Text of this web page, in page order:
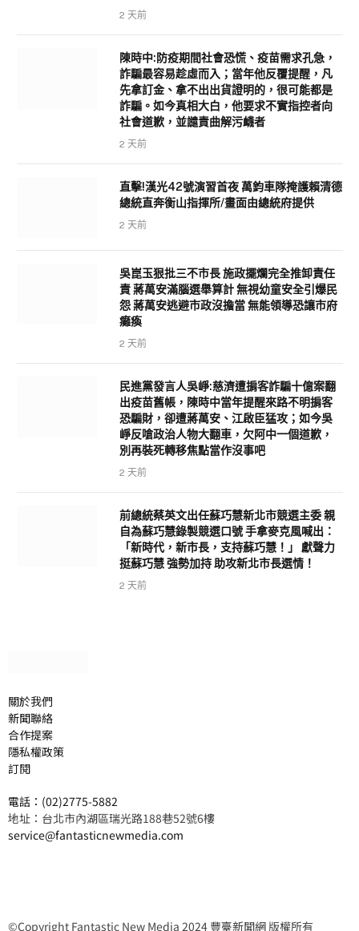
2 天前
陳時中:防疫期間社會恐慌、疫苗需求孔急，
詐騙最容易趁虛而入；當年他反覆提醒，凡
先拿訂金、拿不出出貨證明的，很可能都是
詐騙。如今真相大白，他要求不實指控者向
社會道歉，並譴責曲解污衊者
2 天前
直擊!漢光42號演習首夜 萬鈞車隊掩護賴清德
總統直奔衡山指揮所/畫面由總統府提供
2 天前
吳崑玉狠批三不市長 施政擺爛完全推卸責任
責 蔣萬安滿腦選舉算計 無視幼童安全引爆民
怨 蔣萬安逃避市政沒擔當 無能領導恐讓市府
癱瘓
2 天前
民進黨發言人吳崢:慈濟遭掮客詐騙十億案翻
出疫苗舊帳，陳時中當年提醒來路不明掮客
恐騙財，卻遭蔣萬安、江啟臣猛攻；如今吳
崢反嗆政治人物大翻車，欠阿中一個道歉，
別再裝死轉移焦點當作沒事吧
2 天前
前總統蔡英文出任蘇巧慧新北市競選主委 親
自為蘇巧慧錄製競選口號 手拿麥克風喊出：
「新時代，新市長，支持蘇巧慧！」 獻聲力
挺蘇巧慧 強勢加持 助攻新北市長選情！
2 天前
關於我們
新聞聯絡
合作提案
隱私權政策
訂閱
電話：(02)2775-5882
地址：台北市內湖區瑞光路188巷52號6樓
service@fantasticnewmedia.com
©Copyright Fantastic New Media 2024 豐臺新聞網 版權所有